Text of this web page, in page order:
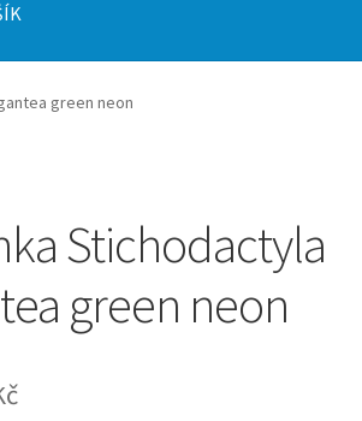
green neon
Stichodactyla
green neon